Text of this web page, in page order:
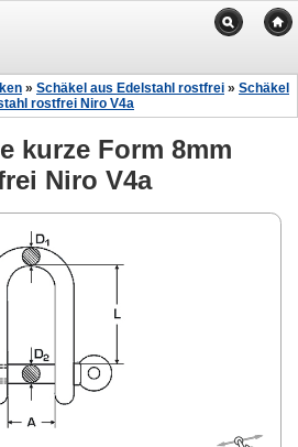
» Schäkel aus Edelstahl rostfrei » Schäkel
rostfrei Niro V4a
kurze Form 8mm
Niro V4a